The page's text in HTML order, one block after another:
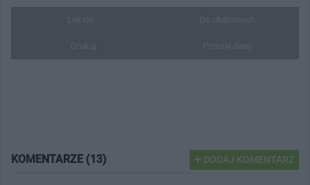
KOMENTARZE (13) DODAJ KOMENTARZ